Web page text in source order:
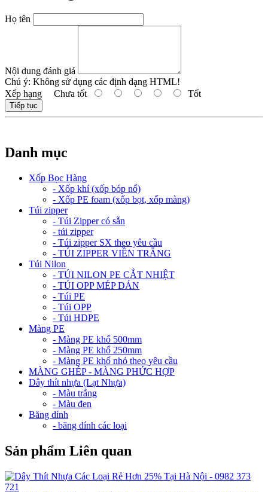
Họ tên
Nội dung đánh giá
Chú ý: Không sử dụng các định dạng HTML!
Xếp hạng Chưa tốt Tốt
Tiếp tục
Danh mục
Xốp Bọc Hàng
- Xốp khí (xốp bóp nổ)
- Xốp PE foam (xốp bọt, xốp màng)
Túi zipper
- Túi Zipper có sẵn
- túi zipper
- Túi zipper SX theo yêu cầu
- TÚI ZIPPER VIỀN TRẮNG
Túi Nilon
- TÚI NILON PE CẮT NHIỆT
- TÚI OPP MÉP DÁN
- Túi PE
- Túi OPP
- Túi HDPE
Màng PE
- Màng PE khổ 500mm
- Màng PE khổ 250mm
- Màng PE khổ nhỏ theo yêu cầu
MÀNG GHÉP - MÀNG PHỨC HỢP
Dây thít nhựa (Lạt Nhựa)
- Màu trắng
- Màu đen
Băng dính
- băng dính các loại
Sản phẩm Liên quan